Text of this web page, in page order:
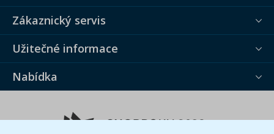
Zákaznický servis
Užitečné informace
Nabídka